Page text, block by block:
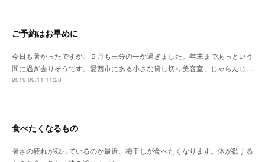
ご予約はお早めに
今日も暑かったですが、９月も三分の一が過ぎました。年末まであっという
間に過ぎ去りそうです。愛西市にある小さな貸し切り美容室、じゃらんじ…
2019.09.11 11:28
食べたくなるもの
暑さの疲れが残っているのか最近、梅干しが食べたくなります。体が欲する